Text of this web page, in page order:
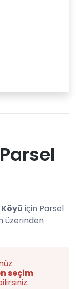
için Parsel
üzerinden
seçim